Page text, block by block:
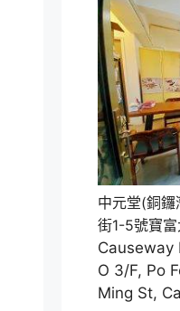
中元堂(銅鑼
街1-5號寶
Causeway
O 3/F, Po
Ming St,